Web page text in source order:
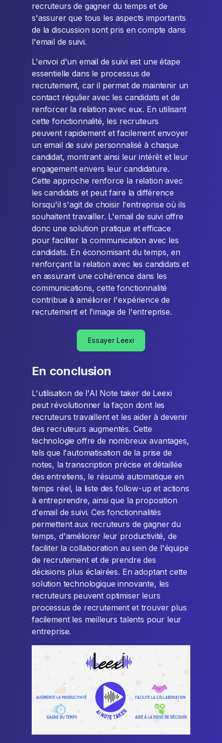
recruteurs de gagner du temps et de
s'assurer que tous les aspects importants
de la discussion sont pris en compte dans
l'email de suivi.
L'envoi d'un email de suivi est une étape
essentielle dans le processus de
recrutement, car il permet de maintenir un
contact régulier avec les candidats et de
renforcer la relation avec eux. En utilisant
cette fonctionnalité, les recruteurs
peuvent rapidement et facilement envoyer
un email de suivi personnalisé à chaque
candidat, montrant ainsi leur intérêt et leur
engagement envers leur candidature.
Cette approche renforce la relation avec
les candidats et peut faire la différence
lorsqu'il s'agit de choisir l'entreprise où ils
souhaitent travailler. L'email de suivi offre
donc une solution pratique et efficace
pour faciliter la communication avec les
candidats. En économisant du temps, en
renforçant la relation avec les candidats et
en assurant une cohérence dans les
communications, cette fonctionnalité
contribue à améliorer l'expérience de
recrutement et l'image de l'entreprise.
Essayer Leexi
En conclusion
L'utilisation de l'AI Note taker de Leexi
peut révolutionner la façon dont les
recruteurs travaillent et les aider à devenir
des recruteurs augmentés. Cette
technologie offre de nombreux avantages,
tels que l'automatisation de la prise de
notes, la transcription précise et détaillée
des entretiens, le résumé automatique en
temps réel, la liste des follow-up et actions
à entreprendre, ainsi que la proposition
d'email de suivi. Ces fonctionnalités
permettent aux recruteurs de gagner du
temps, d'améliorer leur productivité, de
faciliter la collaboration au sein de l'équipe
de recrutement et de prendre des
décisions plus éclairées. En adoptant cette
solution technologique innovante, les
recruteurs peuvent optimiser leurs
processus de recrutement et trouver plus
facilement les meilleurs talents pour leur
entreprise.